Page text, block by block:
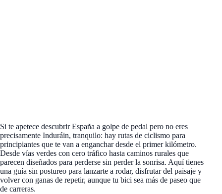
Si te apetece descubrir España a golpe de pedal pero no eres
precisamente Induráin, tranquilo: hay rutas de ciclismo para
principiantes que te van a enganchar desde el primer kilómetro.
Desde vías verdes con cero tráfico hasta caminos rurales que
parecen diseñados para perderse sin perder la sonrisa. Aquí tienes
una guía sin postureo para lanzarte a rodar, disfrutar del paisaje y
volver con ganas de repetir, aunque tu bici sea más de paseo que
de carreras.